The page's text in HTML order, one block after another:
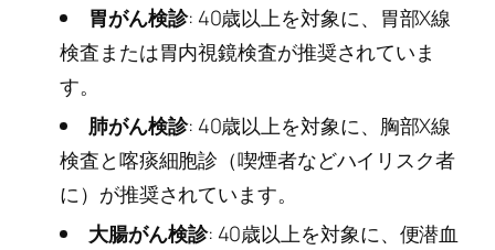
胃がん検診: 40歳以上を対象に、胃部X線
検査または胃内視鏡検査が推奨されていま
す。
肺がん検診: 40歳以上を対象に、胸部X線
検査と喀痰細胞診（喫煙者などハイリスク者
に）が推奨されています。
大腸がん検診: 40歳以上を対象に、便潜血